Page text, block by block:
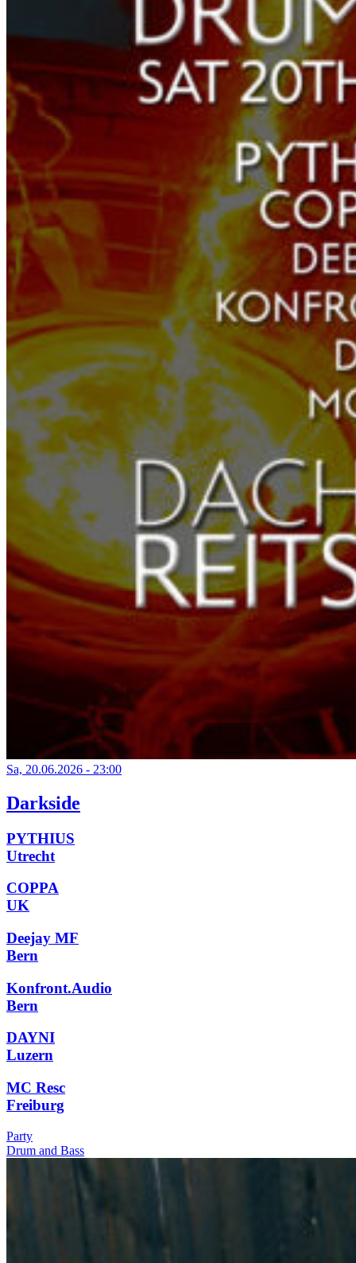
Sa, 20.06.2026 - 23:00
Darkside
PYTHIUS
Utrecht
COPPA
UK
Deejay MF
Bern
Konfront.Audio
Bern
DAYNI
Luzern
MC Resc
Freiburg
Party
Drum and Bass